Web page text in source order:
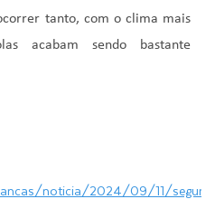
tanto, com o clima mais
acabam sendo bastante
noticia/2024/09/11/